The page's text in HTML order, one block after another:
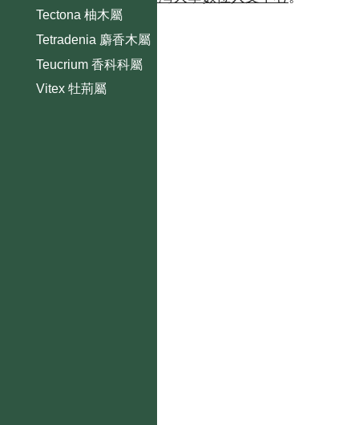
Tectona 柚木屬
Tetradenia 麝香木屬
Teucrium 香科科屬
Vitex 牡荊屬